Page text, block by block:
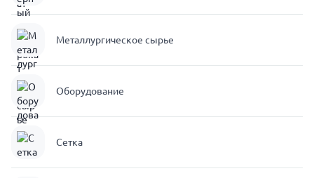
Металлургическое сырье
Оборудование
Сетка